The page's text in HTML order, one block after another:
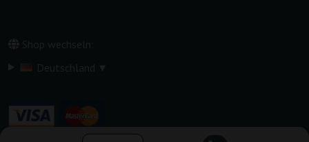
Shop wechseln:
Deutschland ▾